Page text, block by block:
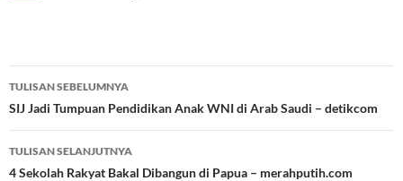
Navigasi
Tulisan
TULISAN SEBELUMNYA
SIJ Jadi Tumpuan Pendidikan Anak WNI di Arab Saudi – detikcom
TULISAN SELANJUTNYA
4 Sekolah Rakyat Bakal Dibangun di Papua – merahputih.com